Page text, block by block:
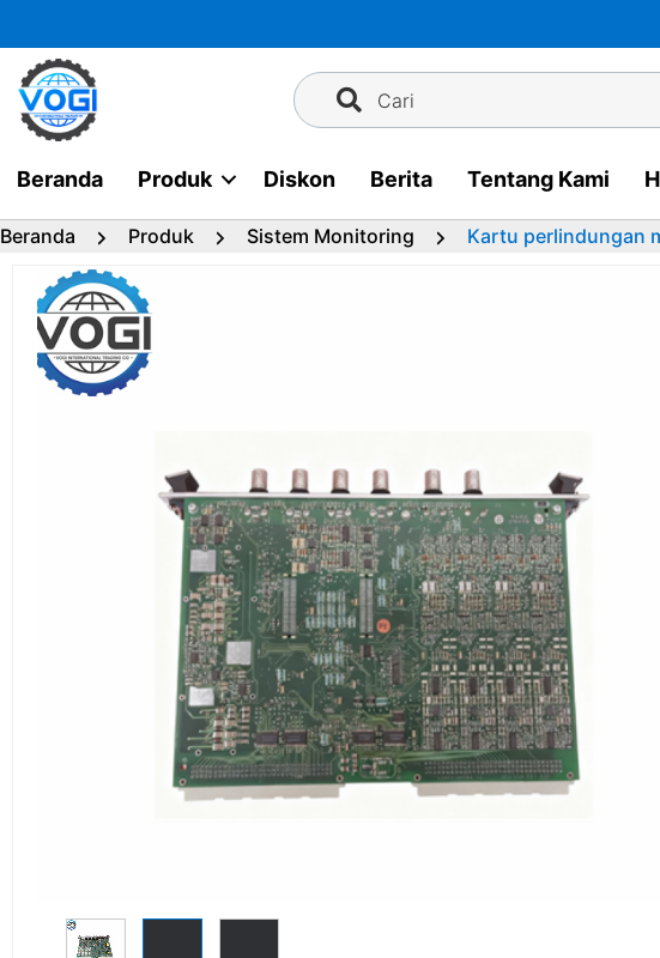
ke
konten
Cari
Beranda Produk Diskon Berita Tentang Kami
Beranda Produk Sistem Monitoring Kartu perlindungan